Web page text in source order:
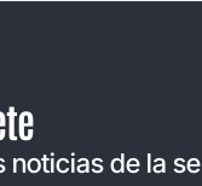
noticias de la